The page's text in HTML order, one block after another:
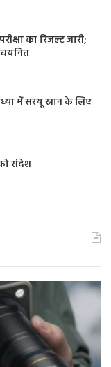
का रिजल्ट जारी;
में सरयू स्नान के लिए
संदेश